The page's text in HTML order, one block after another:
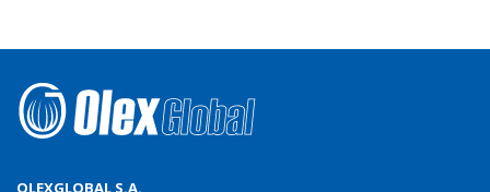
OLEXGLOBAL S.A.